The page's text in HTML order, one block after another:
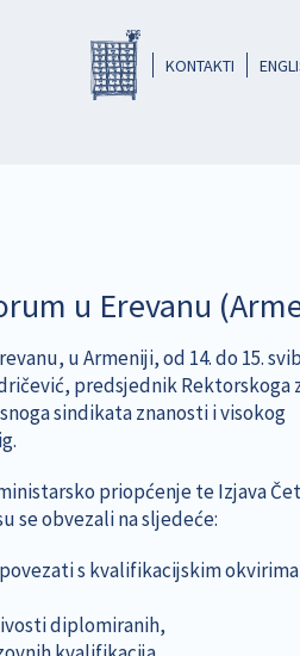
headerKONTAKTI
u Erevanu
u Armeniji, od 14. do 15.
predsjednik Rektorskoga
sindikata znanosti i visokog
priopćenje te Izjava
se obvezali na sljedeće:
s kvalifikacijskim okvirima
diplomiranih,